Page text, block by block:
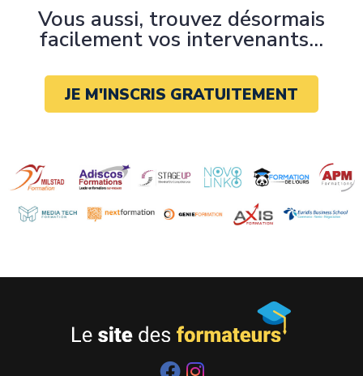
Vous aussi, trouvez désormais
facilement vos intervenants...
JE M'INSCRIS GRATUITEMENT